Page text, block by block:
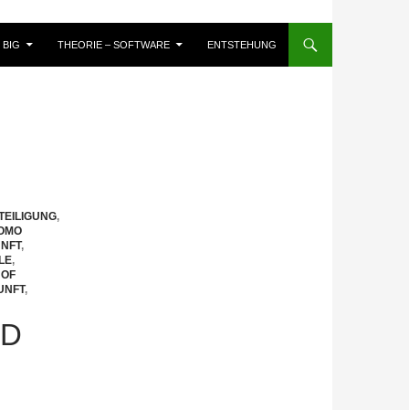
BIG THEORIE – SOFTWARE ENTSTEHUNG
,
,
,
,